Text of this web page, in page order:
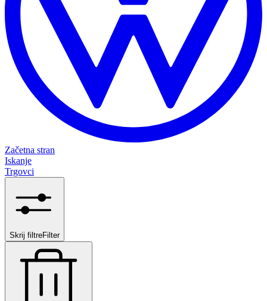
Začetna stran
Iskanje
Trgovci
Skrij filtreFilter